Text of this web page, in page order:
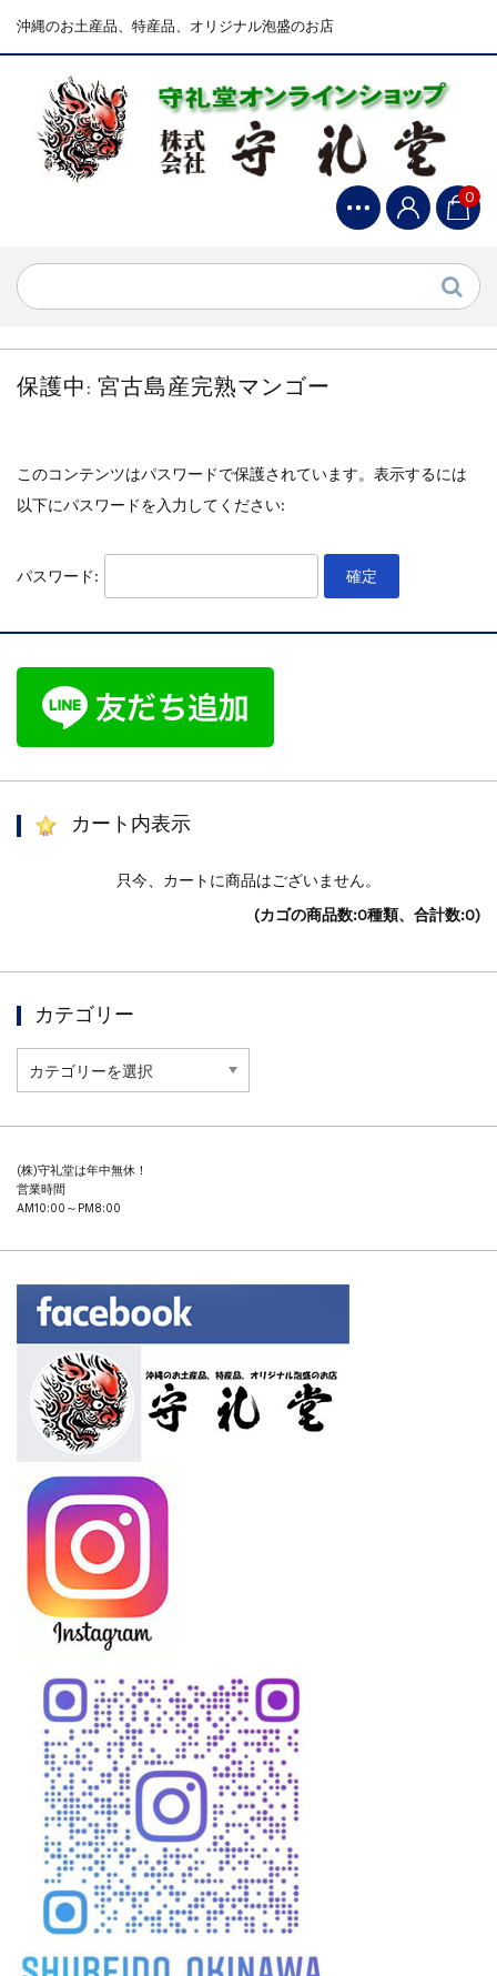
沖縄のお土産品、特産品、オリジナル泡盛のお店
0
保護中: 宮古島産完熟マンゴー
このコンテンツはパスワードで保護されています。表示するには
以下にパスワードを入力してください:
パスワード:
カート内表示
只今、カートに商品はございません。
(カゴの商品数:0種類、合計数:0)
カテゴリー
テ
ゴ
(株)守礼堂は年中無休！
営業時間
AM10:00～PM8:00